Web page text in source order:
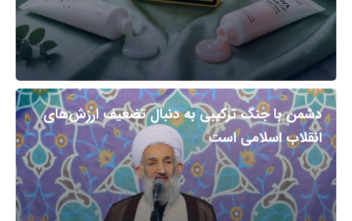
دشمن با جنگ ترکیبی به دنبال تضعیف ارزش‌های
انقلاب اسلامی است